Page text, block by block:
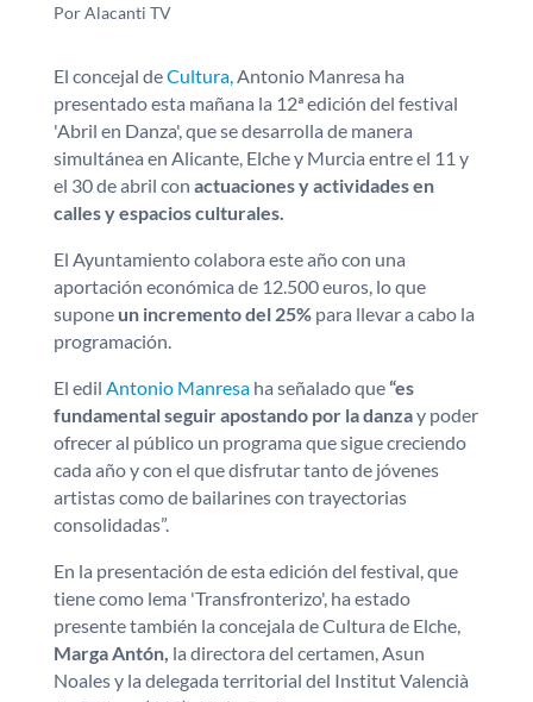
Por Alacanti TV
El concejal deCultura,Antonio Manresa ha
presentado esta mañana la 12ª edición del festival
'Abril en Danza', que se desarrolla de manera
simultánea en Alicante, Elche y Murcia entre el 11 y
el 30 de abril con actuaciones y actividades en
calles y espacios culturales.
El Ayuntamiento colabora este año con una
aportación económica de 12.500 euros, lo que
suponeun incremento del 25% para llevar a cabo la
programación.
El edil Antonio Manresaha señalado que“es
fundamental seguir apostando por la danzay poder
ofrecer al público un programa que sigue creciendo
cada año y con el que disfrutar tanto de jóvenes
artistas como de bailarines con trayectorias
consolidadas”.
En la presentación de esta edición del festival, que
tiene como lema 'Transfronterizo', ha estado
presente también la concejala de Cultura de Elche,
Marga Antón, la directora del certamen, Asun
Noales y la delegada territorial del Institut Valencià